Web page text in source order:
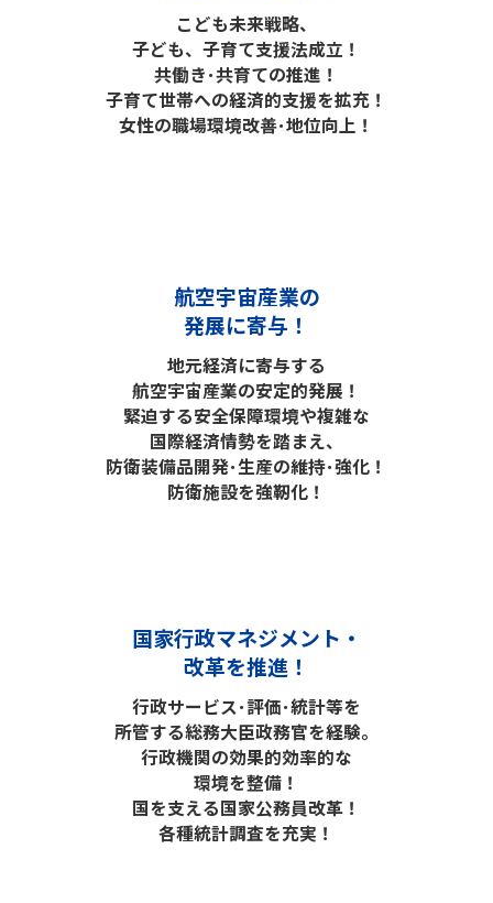
こども未来戦略、
子ども、子育て支援法成立！
共働き･共育ての推進！
子育て世帯への経済的支援を拡充！
女性の職場環境改善･地位向上！
航空宇宙産業の
発展に寄与！
地元経済に寄与する
航空宇宙産業の安定的発展！
緊迫する安全保障環境や複雑な
国際経済情勢を踏まえ、
防衛装備品開発･生産の維持･強化！
防衛施設を強靭化！
国家行政マネジメント・
改革を推進！
行政サービス･評価･統計等を
所管する総務大臣政務官を経験。
行政機関の効果的効率的な
環境を整備！
国を支える国家公務員改革！
各種統計調査を充実！